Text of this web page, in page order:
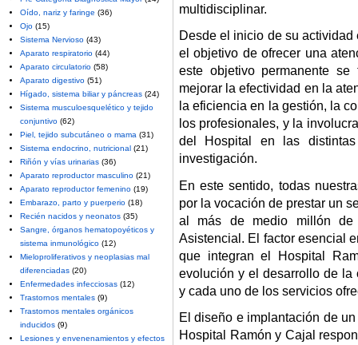
multidisciplinar.
Desde el inicio de su
el objetivo de ofrecer una
este objetivo permanente
mejorar la efectividad en la
la eficiencia en la gestión, la
los profesionales, y la
del Hospital en las
investigación.
En este sentido, todas
por la vocación de prestar un
al más de medio millón de
Asistencial. El factor esencial
que integran el Hospital
evolución y el desarrollo de la
y cada uno de los servicios
El diseño e implantación de
Hospital Ramón y Cajal
Oído, nariz y faringe (36)
Ojo (15)
Sistema Nervioso (43)
Aparato respiratorio (44)
Aparato circulatorio (58)
Aparato digestivo (51)
Hígado, sistema biliar y páncreas (24)
Sistema musculoesquelético y tejido
conjuntivo (62)
Piel, tejido subcutáneo o mama (31)
Sistema endocrino, nutricional (21)
Riñón y vías urinarias (36)
Aparato reproductor masculino (21)
Aparato reproductor femenino (19)
Embarazo, parto y puerperio (18)
Recién nacidos y neonatos (35)
Sangre, órganos hematopoyéticos y
sistema inmunológico (12)
Mieloproliferativos y neoplasias mal
diferenciadas (20)
Enfermedades infecciosas (12)
Trastornos mentales (9)
Trastornos mentales orgánicos
inducidos (9)
Lesiones y envenenamientos y efectos